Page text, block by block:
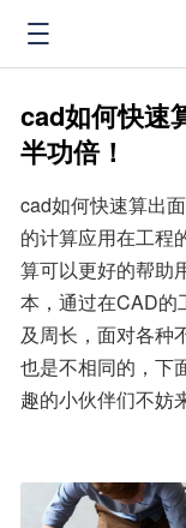
cad如何快速
半功倍！
cad如何快速算出
的计算应用在工程
算可以更好的帮助
本，通过在CAD的
及周长，面对各种
也是不相同的，下
趣的小伙伴们不妨